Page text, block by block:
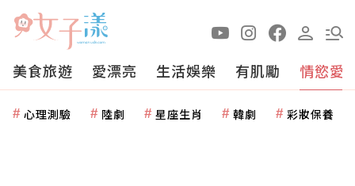
美食旅遊 愛漂亮 生活娛樂 有肌勵 情慾愛
心理測驗 陸劇 星座生肖 韓劇 彩妝保養